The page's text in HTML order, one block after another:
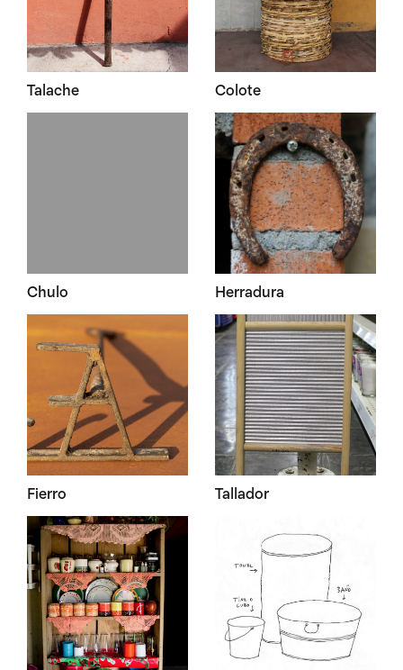
Talache Colote
Chulo Herradura
Fierro Tallador